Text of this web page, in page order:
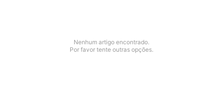
Nenhum artigo encontrado.
Por favor tente outras opções.